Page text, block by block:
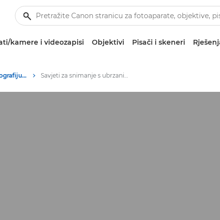
kamere i videozapisi Objektivi Pisači i skeneri
Savjeti i tehnike za fotografiju i ispisivanje Savjeti za snimanje s ubrzanim prolaskom vremena